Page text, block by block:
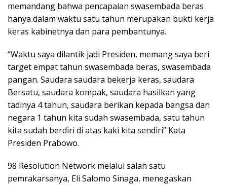
memandang bahwa pencapaian swasembada beras
hanya dalam waktu satu tahun merupakan bukti kerja
keras kabinetnya dan para pembantunya.
“Waktu saya dilantik jadi Presiden, memang saya beri
target empat tahun swasembada beras, swasembada
pangan. Saudara saudara bekerja keras, saudara
Bersatu, saudara kompak, saudara hasilkan yang
tadinya 4 tahun, saudara berikan kepada bangsa dan
negara 1 tahun kita sudah swasembada, satu tahun
kita sudah berdiri di atas kaki kita sendiri” Kata
Presiden Prabowo.
98 Resolution Network melalui salah satu
pemrakarsanya, Eli Salomo Sinaga, menegaskan